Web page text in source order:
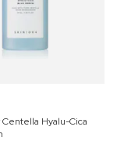
Centella Hyalu-Cica